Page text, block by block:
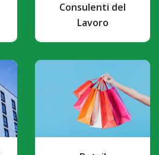
Consulenti del
Lavoro